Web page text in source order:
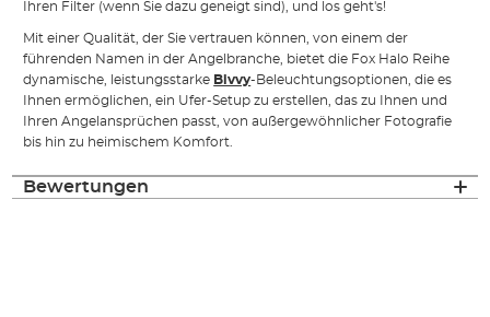
Ihren Filter (wenn Sie dazu geneigt sind), und los geht's!
Mit einer Qualität, der Sie vertrauen können, von einem der
führenden Namen in der Angelbranche, bietet die Fox Halo Reihe
dynamische, leistungsstarke Bivvy-Beleuchtungsoptionen, die es
Ihnen ermöglichen, ein Ufer-Setup zu erstellen, das zu Ihnen und
Ihren Angelansprüchen passt, von außergewöhnlicher Fotografie
bis hin zu heimischem Komfort.
Bewertungen